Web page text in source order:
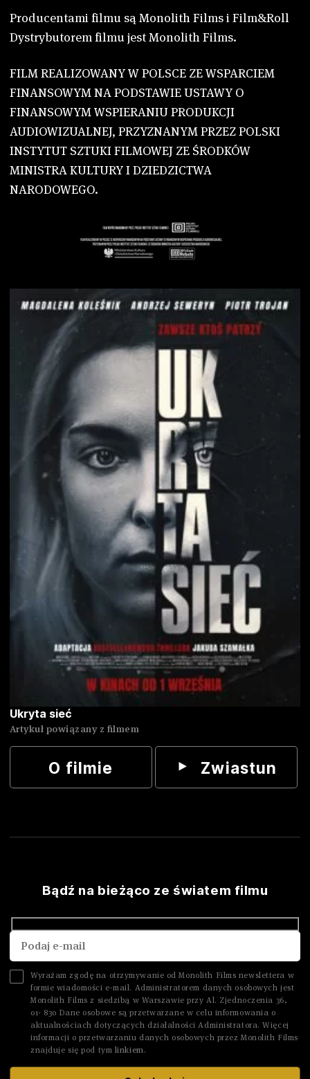
Producentami filmu są Monolith Films i Film&Roll
Dystrybutorem filmu jest Monolith Films.
FILM REALIZOWANY W POLSCE ZE WSPARCIEM
FINANSOWYM NA PODSTAWIE USTAWY O
FINANSOWYM WSPIERANIU PRODUKCJI
AUDIOWIZUALNEJ, PRZYZNANYM PRZEZ POLSKI
INSTYTUT SZTUKI FILMOWEJ ZE ŚRODKÓW
MINISTRA KULTURY I DZIEDZICTWA
NARODOWEGO.
Ukryta sieć
Artykuł powiązany z filmem
O filmie Zwiastun
Bądź na bieżąco ze światem filmu
Wyrażam zgodę na otrzymywanie od Monolith Films newslettera w
formie wiadomości e-mail. Administratorem danych osobowych jest
Monolith Films z siedzibą w Warszawie przy Al. Zjednoczenia 36,
01- 830 Dane osobowe są przetwarzane w celu informowania o
aktualnościach dotyczących działalności Administratora. Więcej
informacji o przetwarzaniu danych osobowych przez Monolith Films
znajduje się pod tym linkiem.